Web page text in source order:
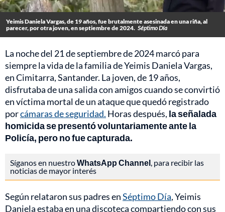
Yeimis Daniela Vargas, de 19 años, fue brutalmente asesinada en una riña, al
parecer, por otra joven, en septiembre de 2024. Séptimo Día
La noche del 21 de septiembre de 2024 marcó para
siempre la vida de la familia de Yeimis Daniela Vargas,
en Cimitarra, Santander. La joven, de 19 años,
disfrutaba de una salida con amigos cuando se convirtió
en víctima mortal de un ataque que quedó registrado
porcámaras de seguridad. Horas después, la señalada
homicida se presentó voluntariamente ante la
Policía, pero no fue capturada.
Síganos en nuestroWhatsApp Channel , para recibir las
noticias de mayor interés
Según relataron sus padres enSéptimo Día, Yeimis
Daniela estaba en una discoteca compartiendo con sus